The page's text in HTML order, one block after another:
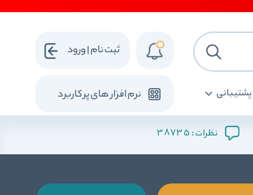
پشتیبانی نرم افزار های پرکاربرد
ثبت نام | ورود
نظرات : 38735